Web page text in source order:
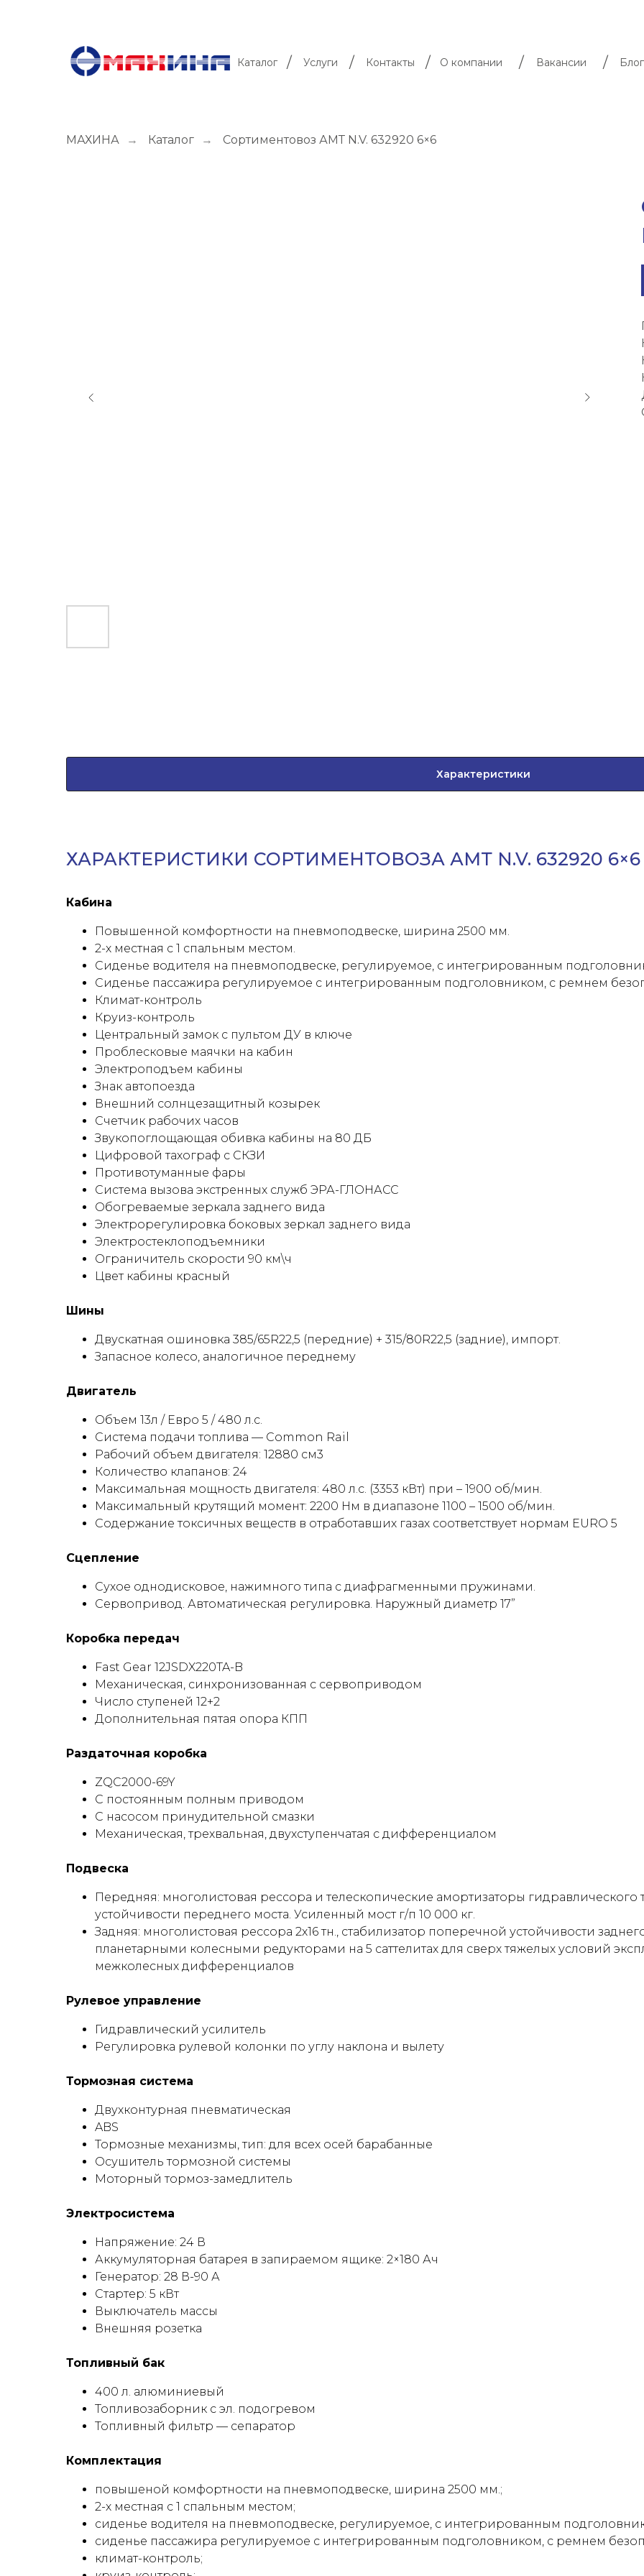
Услуги
Каталог Блог
/
/ / /
/ Контакты Вакансии
О компании
МАХИНА → Каталог → Сортиментовоз АМТ N.V. 632920 6×6
Характеристики
ХАРАКТЕРИСТИКИ СОРТИМЕНТОВОЗА АМТ N.V. 632920 6×6
Кабина
Повышенной комфортности на пневмоподвеске, ширина 2500 мм.
2-х местная с 1 спальным местом.
Сиденье водителя на пневмоподвеске, регулируемое, с интегрированным
Cиденье пассажира регулируемое с интегрированным подголовником, с ремнем
Климат-контроль
Круиз-контроль
Центральный замок с пультом ДУ в ключе
Проблесковые маячки на кабин
Электроподъем кабины
Знак автопоезда
Внешний солнцезащитный козырек
Счетчик рабочих часов
Звукопоглощающая обивка кабины на 80 ДБ
Цифровой тахограф с СКЗИ
Противотуманные фары
Система вызова экстренных служб ЭРА-ГЛОНАСС
Обогреваемые зеркала заднего вида
Электрорегулировка боковых зеркал заднего вида
Электростеклоподъемники
Ограничитель скорости 90 км\ч
Цвет кабины красный
Шины
Двускатная ошиновка 385/65R22,5 (передние) + 315/80R22,5 (задние), импорт.
Запасное колесо, аналогичное переднему
Двигатель
Объем 13л / Eвро 5 / 480 л.с.
Cистема подачи топлива — Common Rail
Рабочий объем двигателя: 12880 см3
Количество клапанов: 24
Максимальная мощность двигателя: 480 л.с. (3353 кВт) при – 1900 об/мин.
Максимальный крутящий момент: 2200 Нм в диапазоне 1100 – 1500 об/мин.
Содержание токсичных веществ в отработавших газах соответствует нормам EURO 5
Сцепление
Сухое однодисковое, нажимного типа с диафрагменными пружинами.
Cервопривод. Автоматическая регулировка. Наружный диаметр 17”
Коробка передач
Fast Gear 12JSDX220TA-B
Механическая, синхронизованная с сервоприводом
Число ступеней 12+2
Дополнительная пятая опора КПП
Раздаточная коробка
ZQC2000-69Y
С постоянным полным приводом
С насосом принудительной смазки
Механическая, трехвальная, двухступенчатая с дифференциалом
Подвеска
Передняя: многолистовая рессора и телескопические амортизаторы гидравлического
устойчивости переднего моста. Усиленный мост г/п 10 000 кг.
Задняя: многолистовая рессора 2х16 тн., стабилизатор поперечной устойчивости
планетарными колесными редукторами на 5 саттелитах для сверх тяжелых условий
межколесных дифференциалов
Рулевое управление
Гидравлический усилитель
Регулировка рулевой колонки по углу наклона и вылету
Тормозная система
Двухконтурная пневматическая
ABS
Тормозные механизмы, тип: для всех осей барабанные
Осушитель тормозной системы
Моторный тормоз-замедлитель
Электросистема
Напряжение: 24 В
Аккумуляторная батарея в запираемом ящике: 2×180 Ач
Генератор: 28 В-90 А
Стартер: 5 кВт
Выключатель массы
Внешняя розетка
Топливный бак
400 л. алюминиевый
Топливозаборник с эл. подогревом
Топливный фильтр — сепаратор
Комплектация
повышеной комфортности на пневмоподвеске, ширина 2500 мм.;
2-х местная с 1 спальным местом;
сиденье водителя на пневмоподвеске, регулируемое, с интегрированным
cиденье пассажира регулируемое с интегрированным подголовником, с ремнем
климат-контроль;